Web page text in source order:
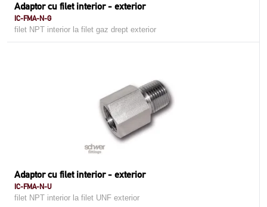
Adaptor cu filet interior - exterior
IC-FMA-N-G
filet NPT interior la filet gaz drept exterior
Adaptor cu filet interior - exterior
IC-FMA-N-U
filet NPT interior la filet UNF exterior